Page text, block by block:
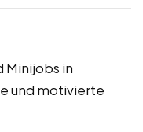
Minijobs in
und motivierte